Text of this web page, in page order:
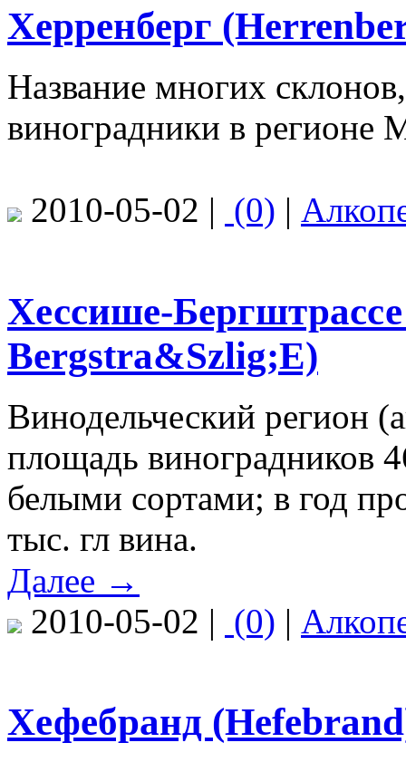
Херренберг
Название многих
виноградники в регионе
2010-05-02 | (0) |
Хессише-Бергштрассе
Bergstra&Szlig;E)
Винодельческий регион
площадь виноградников
белыми сортами; в год
тыс. гл вина.
Далее →
2010-05-02 | (0) |
Хефебранд